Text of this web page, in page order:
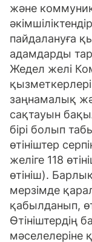
және
пайдалануға
адамдарды
Жедел желі
заңнамалық
сақтауын
бірі болып
өтініштер
желіге 118
өтініш).
мерзімде
қабылданып,
Өтініштердің
мәселелеріне